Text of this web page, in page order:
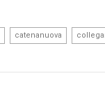
catenanuova